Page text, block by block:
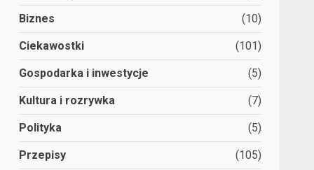
Biznes (10)
Ciekawostki (101)
Gospodarka i inwestycje (5)
Kultura i rozrywka (7)
Polityka (5)
Przepisy (105)